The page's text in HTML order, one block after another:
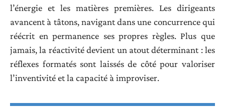
l’énergie et les matières premières. Les dirigeants
avancent à tâtons, navigant dans une concurrence qui
réécrit en permanence ses propres règles. Plus que
jamais, la réactivité devient un atout déterminant : les
réflexes formatés sont laissés de côté pour valoriser
l’inventivité et la capacité à improviser.